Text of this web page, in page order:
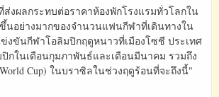
งผลกระทบต่อราคาห้องพักโรงแรมทั่วโลกใน
ขึ้นอย่างมากของจำนวนแฟนกีฬาที่เดินทางใน
งขันกีฬาโอลิมปิกฤดูหนาวที่เมืองโซชี ประเทศ
กในเดือนกุมภาพันธ์และเดือนมีนาคม รวมถึง
Cup) ในบราซิลในช่วงฤดูร้อนที่จะถึงนี้"